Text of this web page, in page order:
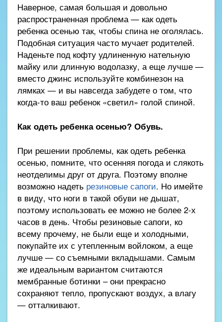
Наверное, самая большая и довольно
распространенная проблема — как одеть
ребенка осенью так, чтобы спина не оголялась.
Подобная ситуация часто мучает родителей.
Наденьте под кофту удлиненную нательную
майку или длинную водолазку, а еще лучше —
вместо джинс используйте комбинезон на
лямках — и вы навсегда забудете о том, что
когда-то ваш ребенок «светил» голой спиной.
Как одеть ребенка осенью? Обувь.
При решении проблемы, как одеть ребенка
осенью, помните, что осенняя погода и слякоть
неотделимы друг от друга. Поэтому вполне
возможно надеть резиновые сапоги. Но имейте
в виду, что ноги в такой обуви не дышат,
поэтому использовать ее можно не более 2-х
часов в день. Чтобы резиновые сапоги, ко
всему прочему, не были еще и холодными,
покупайте их с утепленным войлоком, а еще
лучше — со съемными вкладышами. Самым
же идеальным вариантом считаются
мембранные ботинки – они прекрасно
сохраняют тепло, пропускают воздух, а влагу
— отталкивают.